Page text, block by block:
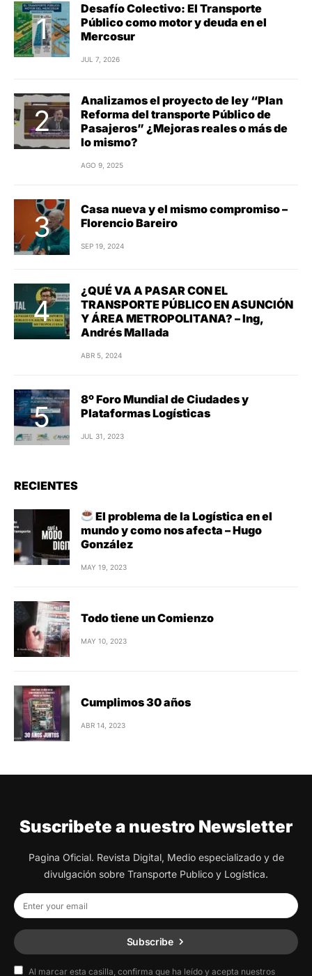
Desafío Colectivo: El Transporte
Público como motor y deuda en el
Mercosur
JUL 7, 2026
Analizamos el proyecto de ley “Plan
Reforma del transporte Público de
Pasajeros” ¿Mejoras reales o más de
lo mismo?
AGO 9, 2025
Casa nueva y el mismo compromiso –
Florencio Bareiro
SEP 19, 2024
¿QUÉ VA A PASAR CON EL
TRANSPORTE PÚBLICO EN ASUNCIÓN
Y ÁREA METROPOLITANA? – Ing,
Andrés Mallada
ABR 5, 2024
8º Foro Mundial de Ciudades y
Plataformas Logísticas
JUL 31, 2023
RECIENTES
El problema de la Logística en el
mundo y como nos afecta – Hugo
González
MAY 19, 2023
Todo tiene un Comienzo
MAY 10, 2023
Cumplimos 30 años
ABR 14, 2023
Suscribete a nuestro Newsletter
Pagina Oficial. Revista Digital, Medio especializado y de
divulgación sobre Transporte Publico y Logística.
Subscribe
Al marcar esta casilla, confirma que ha leído y acepta nuestros